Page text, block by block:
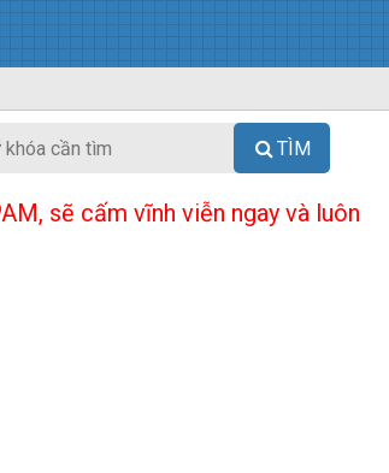
TÌM
sẽ cấm vĩnh viễn ngay và luôn